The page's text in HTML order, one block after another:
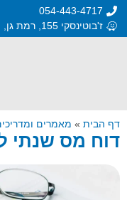
054-443-4717
ז'בוטינסקי 155, רמת גן, משרד 122
דף הבית » מאמרים
דוח מס שנתי